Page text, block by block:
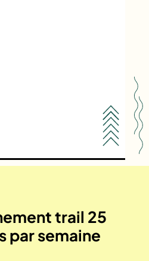
trail 25
par semaine